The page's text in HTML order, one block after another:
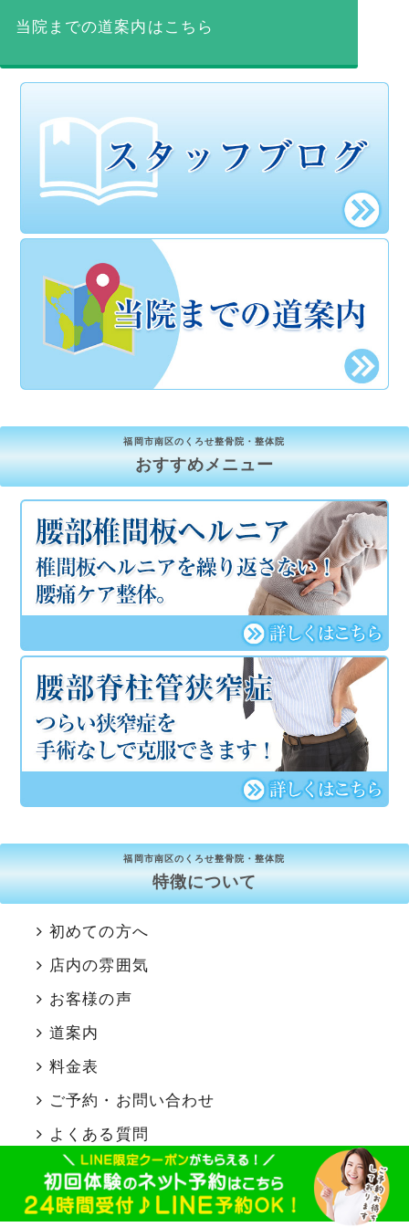
当院までの道案内はこちら
福岡市南区のくろせ整骨院・整体院
おすすめメニュー
福岡市南区のくろせ整骨院・整体院
特徴について
初めての方へ
店内の雰囲気
お客様の声
道案内
料金表
ご予約・お問い合わせ
よくある質問
個人情報の取り扱いについて
キャンセルポリシー